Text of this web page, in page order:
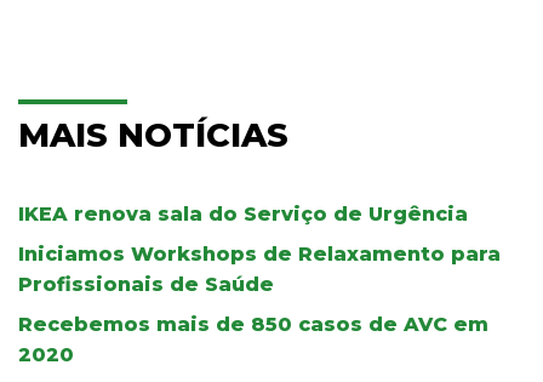
MAIS NOTÍCIAS
IKEA renova sala do Serviço de Urgência
Iniciamos Workshops de Relaxamento para
Profissionais de Saúde
Recebemos mais de 850 casos de AVC em
2020